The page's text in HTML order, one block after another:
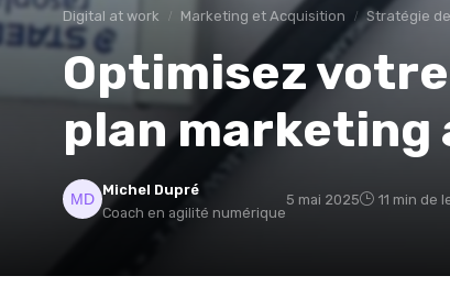
Digital at work Marketing et Acquisition Stratégie
Optimisez
plan marketing
Michel Dupré
Coach en agilité numérique
5 mai 2025 11 min de